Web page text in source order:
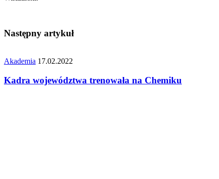
Następny artykuł
Akademia 17.02.2022
Kadra województwa trenowała na Chemiku